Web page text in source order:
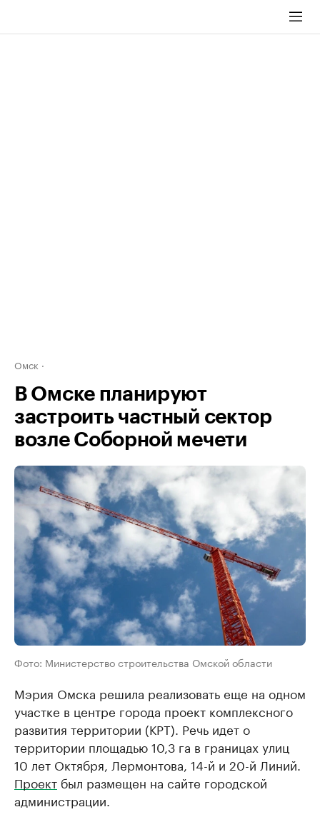
Омск
В Омске планируют
застроить частный сектор
возле Соборной мечети
Фото: Министерство строительства Омской области
Мэрия Омска решила реализовать еще на одном
участке в центре города проект комплексного
развития территории (КРТ). Речь идет о
территории площадью 10,3 га в границах улиц
10 лет Октября, Лермонтова, 14-й и 20-й Линий.
Проект был размещен на сайте городской
администрации.